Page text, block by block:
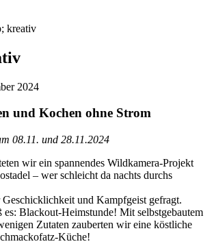
2024
und Kochen ohne Strom
08.11. und 28.11.2024
wir ein spannendes Wildkamera-Projekt
– wer schleicht da nachts durchs
und Kampfgeist gefragt.
es: Blackout-Heimstunde! Mit selbstgebautem
Zutaten zauberten wir eine köstliche
Küche!